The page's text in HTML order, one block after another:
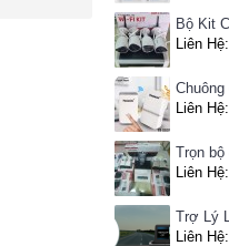
Liên
Liên
Liên
Liên